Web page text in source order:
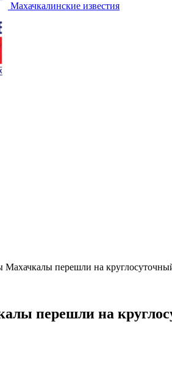
Махачкалинские известия
перешли на
перешли на